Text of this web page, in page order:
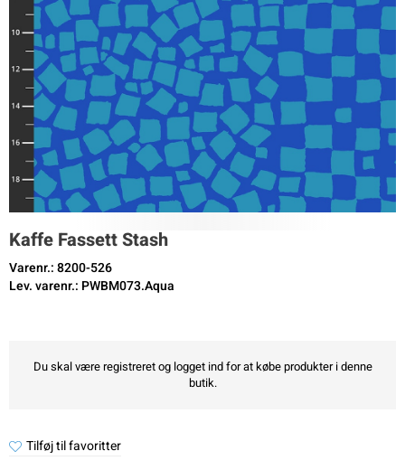
Kaffe Fassett Stash
Varenr.: 8200-526
Lev. varenr.: PWBM073.Aqua
Du skal være registreret og logget ind for at købe produkter i denne
butik.
Tilføj til favoritter